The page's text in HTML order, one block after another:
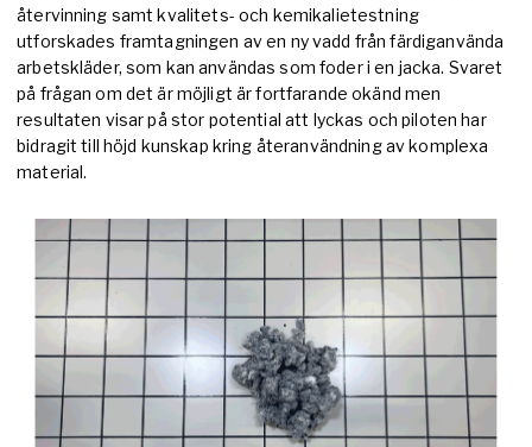
återvinning samt kvalitets- och kemikalietestning
utforskades framtagningen av en ny vadd från färdiganvända
arbetskläder, som kan användas som foder i en jacka. Svaret
på frågan om det är möjligt är fortfarande okänd men
resultaten visar på stor potential att lyckas och piloten har
bidragit till höjd kunskap kring återanvändning av komplexa
material.